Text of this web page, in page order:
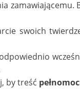
swoich
by treść